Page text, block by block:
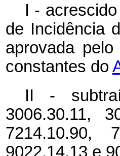
I -
de Incidência
aprovada pelo
constantes do
II -
3006.30.11,
7214.10.90,
9022.14.13 e